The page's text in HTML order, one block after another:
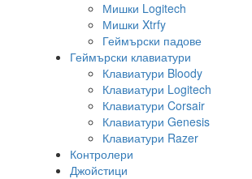
Мишки Logitech
Мишки Xtrfy
Геймърски падове
Геймърски клавиатури
Клавиатури Bloody
Клавиатури Logitech
Клавиатури Corsair
Клавиатури Genesis
Клавиатури Razer
Контролери
Джойстици